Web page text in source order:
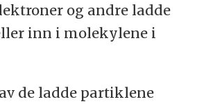
og andre ladde
inn i molekylene i
de ladde partiklene